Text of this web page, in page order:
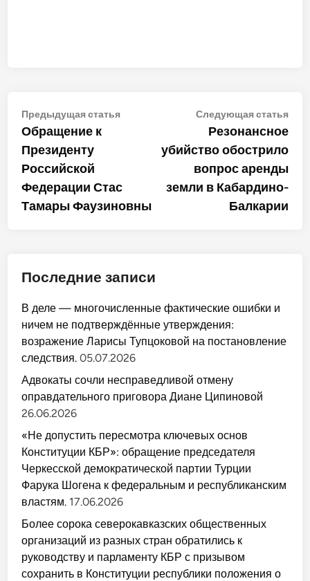
Навигация
по
записям
Предыдущая статьяПредыдущая
Обращение к
Президенту
Российской
Федерации Стас
Тамары Фаузиновны
Следующая статья
Резонансное
убийство обострило
вопрос аренды
земли в Кабардино-
Балкарии
Последние записи
В деле — многочисленные фактические ошибки и
ничем не подтверждённые утверждения:
возражение Ларисы Тупцоковой на постановление
следствия. 05.07.2026
Адвокаты сочли несправедливой отмену
оправдательного приговора Диане Ципиновой
26.06.2026
«Не допустить пересмотра ключевых основ
Конституции КБР»: обращение председателя
Черкесской демократической партии Турции
Фарука Шогена к федеральным и республиканским
властям. 17.06.2026
Более сорока северокавказских общественных
организаций из разных стран обратились к
руководству и парламенту КБР с призывом
сохранить в Конституции республики положения о